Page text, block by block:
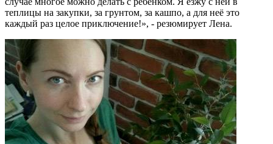
теплицы на закупки, за грунтом, за кашпо, а для неё это
каждый раз целое приключение!», - резюмирует Лена.